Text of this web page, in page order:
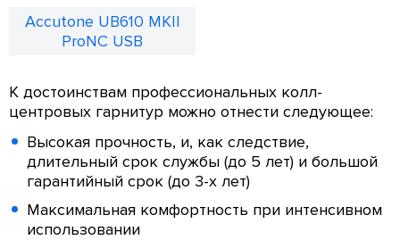
Accutone UB610 MKII
ProNC USB
К достоинствам профессиональных колл-
центровых гарнитур можно отнести следующее:
Высокая прочность, и, как следствие,
длительный срок службы (до 5 лет) и большой
гарантийный срок (до 3-х лет)
Максимальная комфортность при интенсивном
использовании